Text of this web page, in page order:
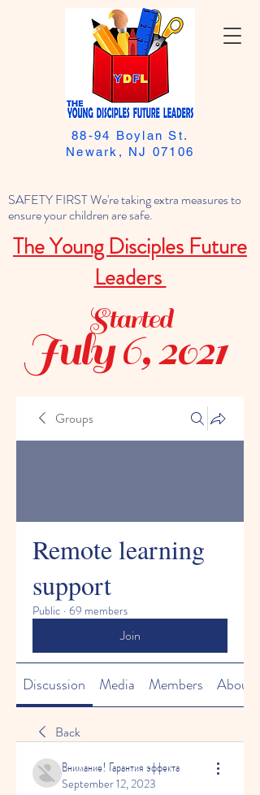
SAFETY FIRST We're taking extra measures to
ensure your children are safe.
The Young Disciples Future
Leaders
88-94 Boylan St.
Newark, NJ 07106
July 6, 2021
Started
Groups
Remote learning
support
Public · 69 members
Join
Discussion Media Members About
Back
Внимание! Гарантия эффекта
September 12, 2023